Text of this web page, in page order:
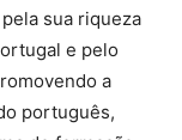
sua riqueza
e pelo
a
português,